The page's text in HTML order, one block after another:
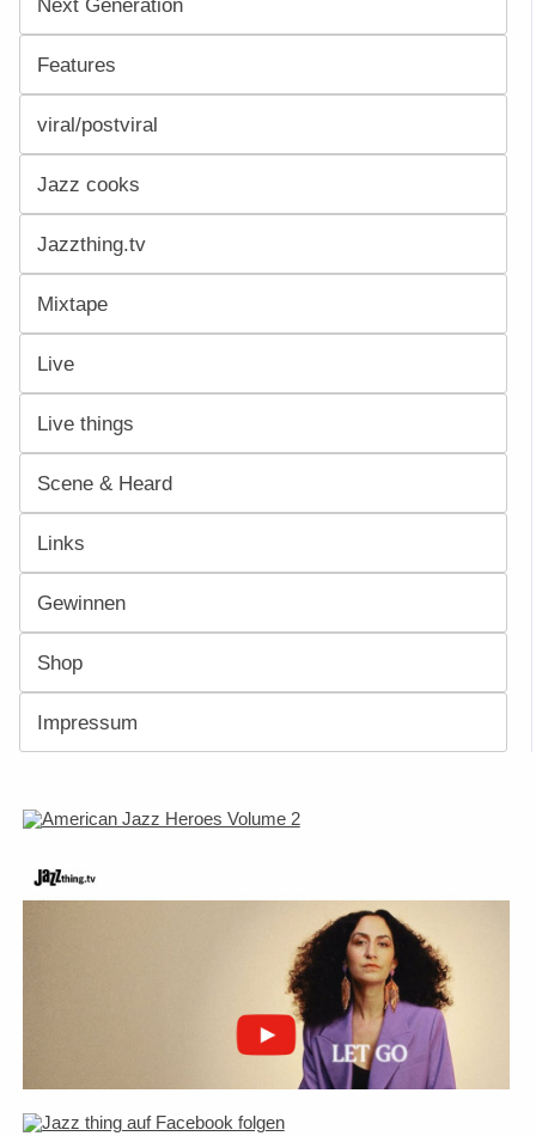
Next Generation
Features
viral/postviral
Jazz cooks
Jazzthing.tv
Mixtape
Live
Live things
Scene & Heard
Links
Gewinnen
Shop
Impressum